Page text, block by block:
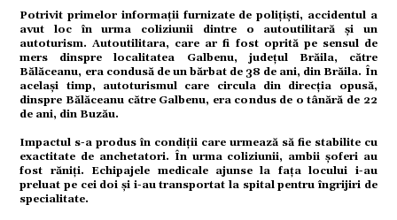
Potrivit primelor informații furnizate de polițiști, accidentul a
avut loc în urma coliziunii dintre o autoutilitară și un
autoturism. Autoutilitara, care ar fi fost oprită pe sensul de
mers dinspre localitatea Galbenu, județul Brăila, către
Bălăceanu, era condusă de un bărbat de 38 de ani, din Brăila. În
același timp, autoturismul care circula din direcția opusă,
dinspre Bălăceanu către Galbenu, era condus de o tânără de 22
de ani, din Buzău.
Impactul s-a produs în condiții care urmează să fie stabilite cu
exactitate de anchetatori. În urma coliziunii, ambii șoferi au
fost răniți. Echipajele medicale ajunse la fața locului i-au
preluat pe cei doi și i-au transportat la spital pentru îngrijiri de
specialitate.